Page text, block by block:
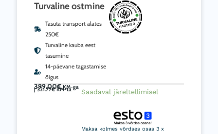
Turvaline ostmine
Tasuta transport alates
250€
Turvaline kauba eest
tasumine
14-päevane tagastamise
õigus
399.00€ KM-ga
|321.77€KM-ta Saadaval järeltellimisel
Maksa kolmes võrdses osas 3 x
Elektriline
75